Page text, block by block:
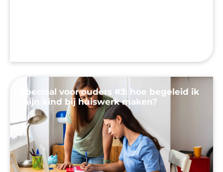
Speciaal voor ouders #3: hoe begeleid ik
mijn kind bij huiswerk maken?